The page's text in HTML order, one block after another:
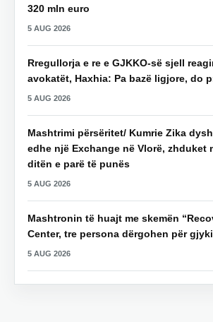
320 mln euro
5 AUG 2026
Rregullorja e re e GJKKO-së sjell
avokatët, Haxhia: Pa bazë ligjore, do
5 AUG 2026
Mashtrimi përsëritet/ Kumrie Zika
edhe një Exchange në Vlorë, zhduket
ditën e parë të punës
5 AUG 2026
Mashtronin të huajt me skemën
Center, tre persona dërgohen për
5 AUG 2026